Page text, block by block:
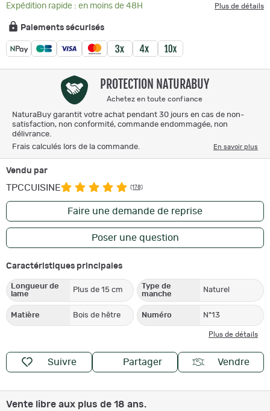
Expédition rapide : en moins de 48H
Plus de détails
Paiements sécurisés
PROTECTION NATURABUY
Achetez en toute confiance
NaturaBuy garantit votre achat pendant 30 jours en cas de non-
satisfaction, non conformité, commande endommagée, non
délivrance.
Frais calculés lors de la commande.
En savoir plus
Vendu par
TPCCUISINE (178)
Faire une demande de reprise
Poser une question
Caractéristiques principales
Longueur de
lame
Plus de 15 cm
Type de
manche
Naturel
Matière Bois de hêtre Numéro N°13
Plus de détails
Suivre Partager Vendre
Vente libre aux plus de 18 ans.